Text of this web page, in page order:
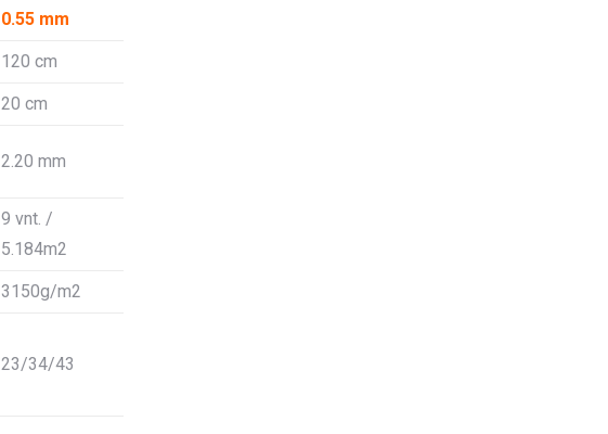
0.55 mm
120 cm
20 cm
2.20 mm
9 vnt. /
5.184m2
3150g/m2
23/34/43